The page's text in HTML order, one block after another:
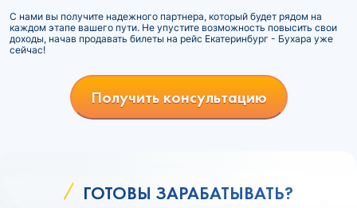
С нами вы получите надежного партнера, который будет рядом на
каждом этапе вашего пути. Не упустите возможность повысить свои
доходы, начав продавать билеты на рейс Екатеринбург - Бухара уже
сейчас!
Получить консультацию
ГОТОВЫ ЗАРАБАТЫВАТЬ?